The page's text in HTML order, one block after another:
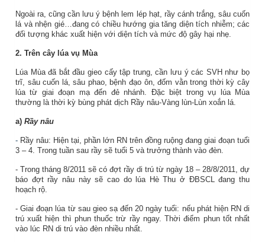
Ngoài ra, cũng cần lưu ý bệnh lem lép hạt, rầy cánh trắng, sâu cuốn
lá và nhện gié…đang có chiều hướng gia tăng diện tích nhiễm; các
đối tượng khác xuất hiện với diện tích và mức độ gây hại nhẹ.
2. Trên cây lúa vụ Mùa
Lúa Mùa đã bắt đầu gieo cấy tập trung, cần lưu ý các SVH như bọ
trĩ, sâu cuốn lá, sâu phao, bệnh đạo ôn, đốm vằn trong thời kỳ cây
lúa từ giai đoạn mạ đến đẻ nhánh. Đặc biệt trong vụ lúa Mùa
thường là thời kỳ bùng phát dịch Rầy nâu-Vàng lùn-Lùn xoắn lá.
a) Rầy nâu
- Rầy nâu: Hiện tại, phần lớn RN trên đồng ruộng đang giai đoạn tuổi
3 – 4. Trong tuần sau rầy sẽ tuổi 5 và trưởng thành vào đèn.
- Trong tháng 8/2011 sẽ có đợt rầy di trú từ ngày 18 – 28/8/2011, dự
báo đợt rầy nâu này sẽ cao do lúa Hè Thu ở ĐBSCL đang thu
hoạch rộ.
- Giai đoạn lúa từ sau gieo sạ đến 20 ngày tuổi: nếu phát hiện RN di
trú xuất hiện thì phun thuốc trừ rầy ngay. Thời điểm phun tốt nhất
vào lúc RN di trú vào đèn nhiều nhất.